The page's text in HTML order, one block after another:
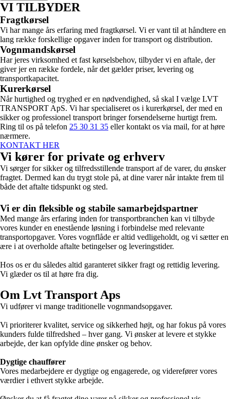
VI TILBYDER
Fragtkørsel
​Vi har mange års erfaring med fragtkørsel. Vi er vant til at håndtere en
lang række forskellige opgaver inden for transport og distribution.
Vognmandskørsel
​Har jeres virksomhed et fast kørselsbehov, tilbyder vi en aftale, der
giver jer en række fordele, når det gælder priser, levering og
transportkapacitet. ​
Kurerkørsel
Når hurtighed og tryghed er en nødvendighed, så skal I vælge LVT
TRANSPORT ApS. Vi har specialiseret os i kurerkørsel, der med en
sikker og professionel transport bringer forsendelserne hurtigt frem.
Ring til os på telefon 25 30 31 35 ​eller kontakt os via mail, for at høre
nærmere.
KONTAKT HER
​Vi kører for private og erhverv
Vi sørger for sikker og tilfredsstillende transport af de varer, du ønsker
fragtet. ​Dermed kan du trygt stole på, at dine varer når intakte frem til
både det aftalte tidspunkt og sted.
Vi er din fleksible og stabile samarbejdspartner
Med mange års erfaring inden for transportbranchen kan vi tilbyde
vores kunder en enestående løsning i forbindelse med relevante
transportopgaver. Vores vognflåde er altid vedligeholdt, og vi sætter en
ære i at overholde aftalte betingelser og leveringstider.
Hos os er du således altid garanteret sikker fragt og rettidig levering.
Vi glæder os til at høre fra dig.
Om Lvt Transport Aps
Vi udfører vi mange traditionelle vognmandsopgaver.
Vi prioriterer kvalitet, service og sikkerhed højt, og har fokus på vores
kunders fulde tilfredshed – hver gang. Vi ønsker at levere et stykke
arbejde, der kan opfylde dine ønsker og behov.
Dygtige chauffører
Vores medarbejdere er dygtige og engagerede, og viderefører vores
værdier i ethvert stykke arbejde.